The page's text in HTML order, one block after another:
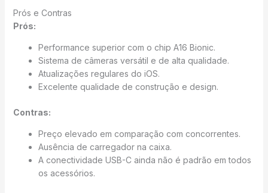
Prós e Contras
Prós:
Performance superior com o chip A16 Bionic.
Sistema de câmeras versátil e de alta qualidade.
Atualizações regulares do iOS.
Excelente qualidade de construção e design.
Contras:
Preço elevado em comparação com concorrentes.
Ausência de carregador na caixa.
A conectividade USB-C ainda não é padrão em todos
os acessórios.